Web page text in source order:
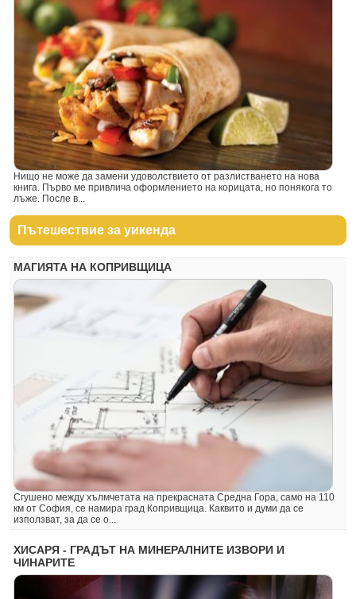
Нищо не може да замени удоволствието от разлистването на нова
книга. Първо ме привлича оформлението на корицата, но понякога то
лъже. После в...
Пътешествие за уикенда
МАГИЯТА НА КОПРИВЩИЦА
Сгушено между хълмчетата на прекрасната Средна Гора, само на 110
км от София, се намира град Копривщица. Каквито и думи да се
използват, за да се о...
ХИСАРЯ - ГРАДЪТ НА МИНЕРАЛНИТЕ ИЗВОРИ И
ЧИНАРИТЕ